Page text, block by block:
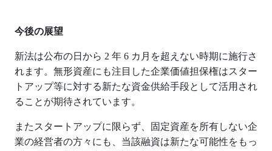
今後の展望
新法は公布の日から 2 年 6 カ月を超えない時期に施行さ
れます。無形資産にも注目した企業価値担保権はスター
トアップ等に対する新たな資金供給手段として活用され
ることが期待されています。
またスタートアップに限らず、固定資産を所有しない企
業の経営者の方々にも、当該融資は新たな可能性をもっ